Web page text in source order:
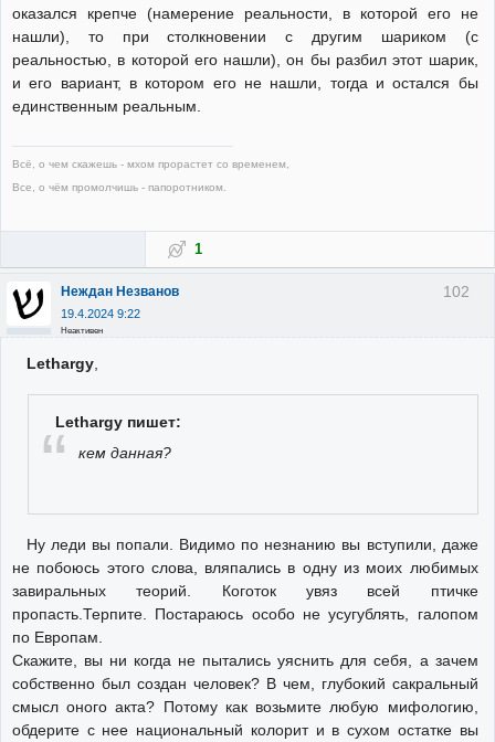
оказался крепче (намерение реальности, в которой его не
нашли), то при столкновении с другим шариком (с
реальностью, в которой его нашли), он бы разбил этот шарик,
и его вариант, в котором его не нашли, тогда и остался бы
единственным реальным.
Всё, о чем скажешь - мхом прорастет со временем,
Все, о чём промолчишь - папоротником.
1
102
Неждан Незванов
19.4.2024 9:22
Неактивен
Lethargy,
Lethargy пишет:
кем данная?
Ну леди вы попали. Видимо по незнанию вы вступили, даже
не побоюсь этого слова, вляпались в одну из моих любимых
завиральных теорий. Коготок увяз всей птичке
пропасть.Терпите. Постараюсь особо не усугублять, галопом
по Европам.
Скажите, вы ни когда не пытались уяснить для себя, а зачем
собственно был создан человек? В чем, глубокий сакральный
смысл оного акта? Потому как возьмите любую мифологию,
обдерите с нее национальный колорит и в сухом остатке вы